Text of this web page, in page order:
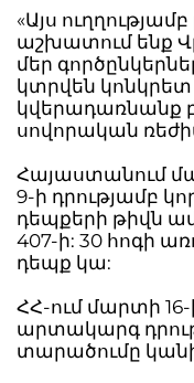
«Այս
աշխատում ենք
մեր
կտրվեն կոնկրետ
կվերադառնանք
սովորական
Հայաստանում
9-ի դրությամբ
դեպքերի թիվն
407-ի: 30 հոգի
դեպք կա:
ՀՀ-ում մարտի
արտակարգ
տարածումը